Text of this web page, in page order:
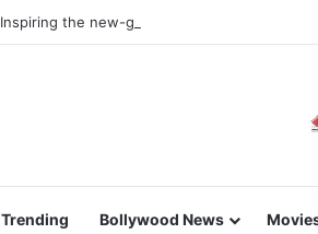
Inspiring the new-gen with her journey in
Trending Bollywood News